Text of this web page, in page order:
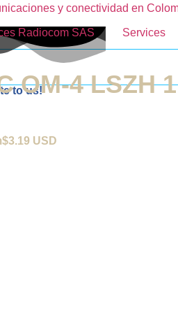
Radiocom SAS Services
to us!
OM-4 LSZH
USD